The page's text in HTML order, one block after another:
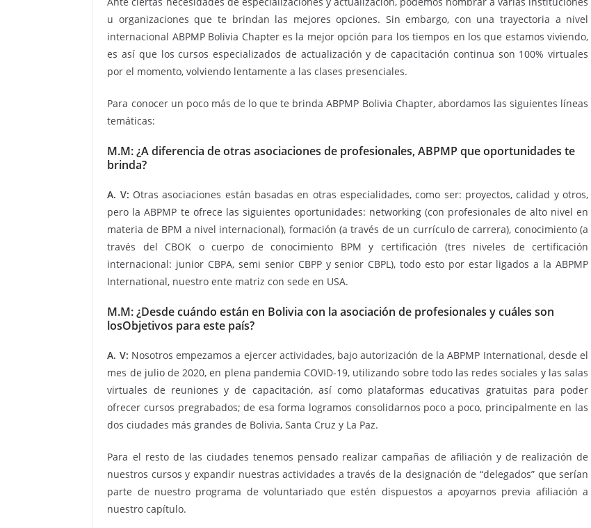
u organizaciones que te brindan las mejores opciones. Sin embargo, con una trayectoria a nivel
internacional ABPMP Bolivia Chapter es la mejor opción para los tiempos en los que estamos viviendo,
es así que los cursos especializados de actualización y de capacitación continua son 100% virtuales
por el momento, volviendo lentamente a las clases presenciales.
Para conocer un poco más de lo que te brinda ABPMP Bolivia Chapter, abordamos las siguientes líneas
temáticas:
M.M: ¿A diferencia de otras asociaciones de profesionales, ABPMP que oportunidades te
brinda?
A. V: Otras asociaciones están basadas en otras especialidades, como ser: proyectos, calidad y otros,
pero la ABPMP te ofrece las siguientes oportunidades: networking (con profesionales de alto nivel en
materia de BPM a nivel internacional), formación (a través de un currículo de carrera), conocimiento (a
través del CBOK o cuerpo de conocimiento BPM y certificación (tres niveles de certificación
internacional: junior CBPA, semi senior CBPP y senior CBPL), todo esto por estar ligados a la ABPMP
International, nuestro ente matriz con sede en USA.
M.M: ¿Desde cuándo están en Bolivia con la asociación de profesionales y cuáles son
losObjetivos para este país?
A. V: Nosotros empezamos a ejercer actividades, bajo autorización de la ABPMP International, desde el
mes de julio de 2020, en plena pandemia COVID-19, utilizando sobre todo las redes sociales y las salas
virtuales de reuniones y de capacitación, así como plataformas educativas gratuitas para poder
ofrecer cursos pregrabados; de esa forma logramos consolidarnos poco a poco, principalmente en las
dos ciudades más grandes de Bolivia, Santa Cruz y La Paz.
Para el resto de las ciudades tenemos pensado realizar campañas de afiliación y de realización de
nuestros cursos y expandir nuestras actividades a través de la designación de “delegados” que serían
parte de nuestro programa de voluntariado que estén dispuestos a apoyarnos previa afiliación a
nuestro capítulo.